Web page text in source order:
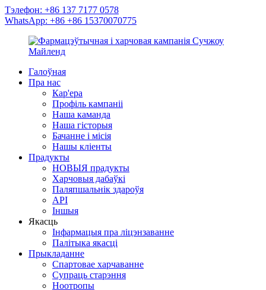
Тэлефон: +86 137 7177 0578
WhatsApp: +86 +86 15370070775
Галоўная
Пра нас
Кар'ера
Профіль кампаніі
Наша каманда
Наша гісторыя
Бачанне і місія
Нашы кліенты
Прадукты
НОВЫЯ прадукты
Харчовыя дабаўкі
Паляпшальнік здароўя
API
Іншыя
Якасць
Інфармацыя пра ліцэнзаванне
Палітыка якасці
Прыкладанне
Спартовае харчаванне
Супраць старэння
Ноотропы